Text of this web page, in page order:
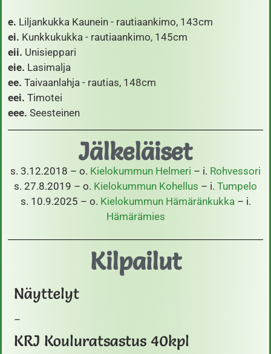
e. Liljankukka Kaunein - rautiaankimo, 143cm
ei. Kunkkukukka - rautiaankimo, 145cm
eii. Unisieppari
eie. Lasimalja
ee. Taivaanlahja - rautias, 148cm
eei. Timotei
eee. Seesteinen
Jälkeläiset
s. 3.12.2018 – o. Kielokummun Helmeri – i. Rohvessori
s. 27.8.2019 – o. Kielokummun Kohellus – i. Tumpelo
s. 10.9.2025 – o. Kielokummun Hämäränkukka– i.
Hämärämies
Kilpailut
Näyttelyt
–
KRJ Kouluratsastus 40kpl